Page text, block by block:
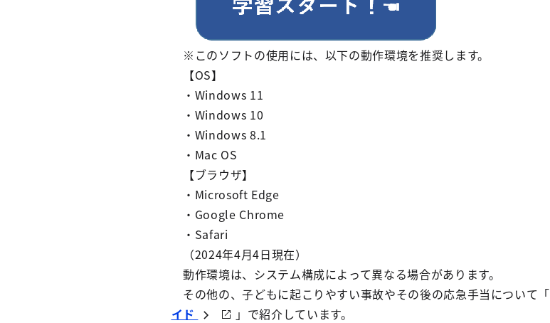
※このソフトの使用には、以下の動作環境を推奨します。
【OS】
・Windows 11
・Windows 10
・Windows 8.1
・Mac OS
【ブラウザ】
・Microsoft Edge
・Google Chrome
・Safari
（2024年4月4日現在）
動作環境は、システム構成によって異なる場合があります。
その他の、子どもに起こりやすい事故やその後の応急手当について「
イド
」で紹介しています。